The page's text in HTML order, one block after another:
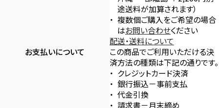
途送料が加算されます）
複数個ご購入をご希望の場合
はお問い合わせください
配送・送料について
お支払いについて
この商品でご利用いただける決
済方法の種類は下記の通りです。
クレジットカード決済
銀行振込－事前支払
代金引換
請求書－月末締め